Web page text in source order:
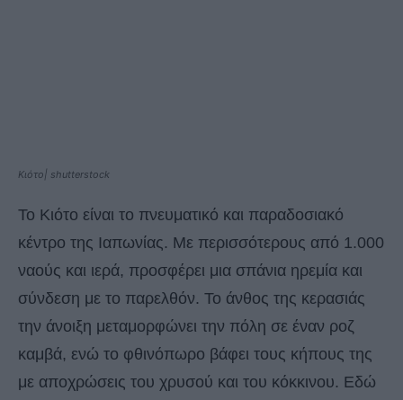
Κιότο| shutterstock
Το Κιότο είναι το πνευματικό και παραδοσιακό
κέντρο της Ιαπωνίας. Με περισσότερους από 1.000
ναούς και ιερά, προσφέρει μια σπάνια ηρεμία και
σύνδεση με το παρελθόν. Το άνθος της κερασιάς
την άνοιξη μεταμορφώνει την πόλη σε έναν ροζ
καμβά, ενώ το φθινόπωρο βάφει τους κήπους της
με αποχρώσεις του χρυσού και του κόκκινου. Εδώ